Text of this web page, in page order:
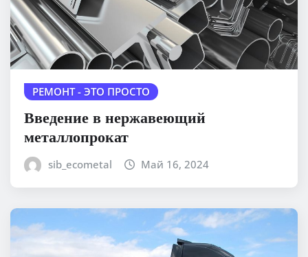
РЕМОНТ - ЭТО ПРОСТО
Введение в нержавеющий
металлопрокат
sib_ecometal Май 16, 2024